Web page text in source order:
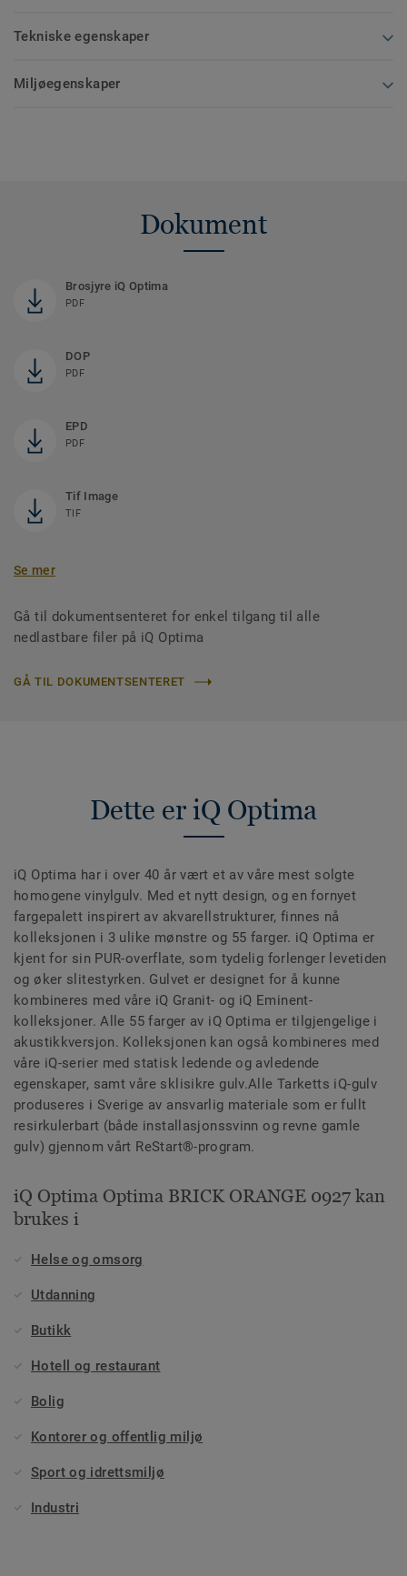
Tekniske egenskaper
Miljøegenskaper
Dokument
Brosjyre iQ Optima
PDF
DOP
PDF
EPD
PDF
Tif Image
TIF
Se mer
Gå til dokumentsenteret for enkel tilgang til alle
nedlastbare filer på iQ Optima
GÅ TIL DOKUMENTSENTERET
Dette er iQ Optima
iQ Optima har i over 40 år vært et av våre mest solgte
homogene vinylgulv. Med et nytt design, og en fornyet
fargepalett inspirert av akvarellstrukturer, finnes nå
kolleksjonen i 3 ulike mønstre og 55 farger. iQ Optima er
kjent for sin PUR-overflate, som tydelig forlenger levetiden
og øker slitestyrken. Gulvet er designet for å kunne
kombineres med våre iQ Granit- og iQ Eminent-
kolleksjoner. Alle 55 farger av iQ Optima er tilgjengelige i
akustikkversjon. Kolleksjonen kan også kombineres med
våre iQ-serier med statisk ledende og avledende
egenskaper, samt våre sklisikre gulv.Alle Tarketts iQ-gulv
produseres i Sverige av ansvarlig materiale som er fullt
resirkulerbart (både installasjonssvinn og revne gamle
gulv) gjennom vårt ReStart®-program.
iQ Optima Optima BRICK ORANGE 0927 kan
brukes i
Helse og omsorg
Utdanning
Butikk
Hotell og restaurant
Bolig
Kontorer og offentlig miljø
Sport og idrettsmiljø
Industri